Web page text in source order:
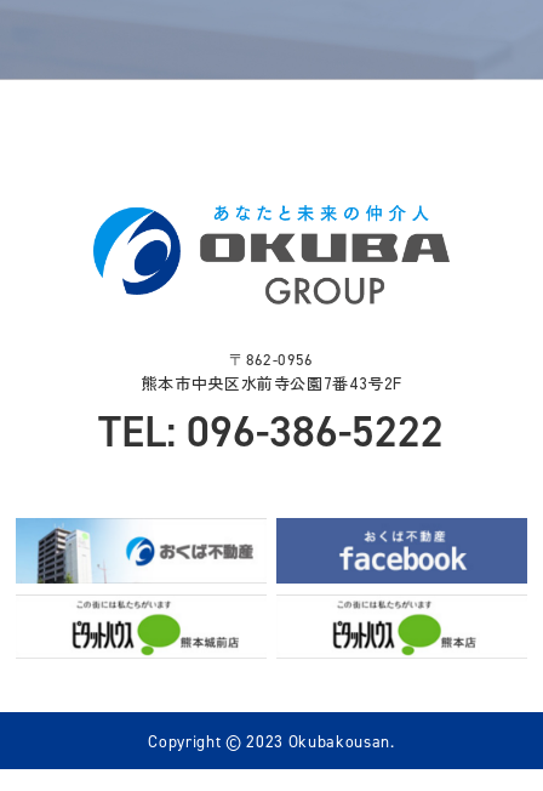
〒862-0956
熊本市中央区水前寺公園7番43号2F
TEL: 096-386-5222
Copyright © 2023 Okubakousan.